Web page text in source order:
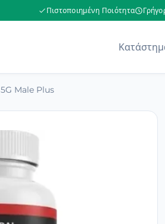
Πιστοποιημένη Ποιότητα
5G Male Plus